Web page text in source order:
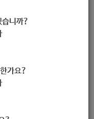
정보
습니까?
가요?
화프로그램 11월 개강